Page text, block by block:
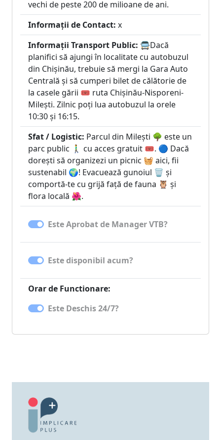
vechi de peste 200 de milioane de ani.
Informații de Contact: x
Informații Transport Public: 🚍Dacă
planifici să ajungi în localitate cu autobuzul
din Chișinău, trebuie să mergi la Gara Auto
Centrală și să cumperi bilet de călătorie de
la casele gării 🎟️ ruta Chișinău-Nisporeni-
Milești. Zilnic poți lua autobuzul la orele
10:30 și 16:15.
Sfat / Logistic: Parcul din Milești 🌳 este un
parc public 🚶‍♂️ cu acces gratuit 🎟️. 🔵 Dacă
dorești să organizezi un picnic 🧺 aici, fii
sustenabil 🌍! Evacuează gunoiul 🗑️ și
comportă-te cu grijă față de fauna 🦉 și
flora locală 🌺.
Este Aprobat de Manager VTB?
Este disponibil acum?
Orar de Functionare:
Este Deschis 24/7?